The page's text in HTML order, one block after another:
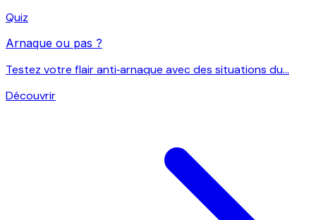
Quiz
Arnaque ou pas ?
Testez votre flair anti‑arnaque avec des situations du...
Découvrir